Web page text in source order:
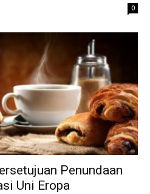
0
Penundaan
Uni Eropa